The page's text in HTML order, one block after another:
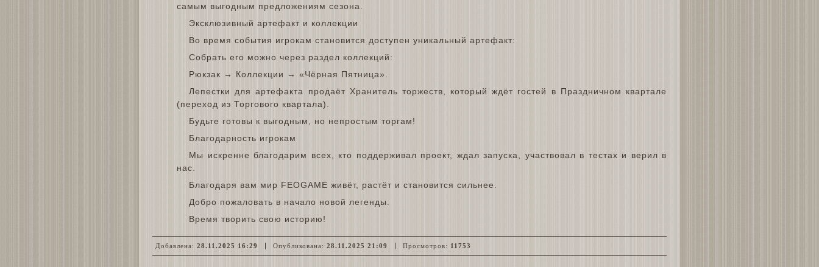
самым выгодным предложениям сезона.
Эксклюзивный артефакт и коллекции
Во время события игрокам становится доступен уникальный артефакт:
Собрать его можно через раздел коллекций:
Рюкзак → Коллекции → «Чёрная Пятница».
Лепестки для артефакта продаёт Хранитель торжеств, который ждёт гостей в Праздничном квартале
(переход из Торгового квартала).
Будьте готовы к выгодным, но непростым торгам!
Благодарность игрокам
Мы искренне благодарим всех, кто поддерживал проект, ждал запуска, участвовал в тестах и верил в
нас.
Благодаря вам мир FEOGAME живёт, растёт и становится сильнее.
Добро пожаловать в начало новой легенды.
Время творить свою историю!
Добавлена: 28.11.2025 16:29 Опубликована: 28.11.2025 21:09 Просмотров: 11753